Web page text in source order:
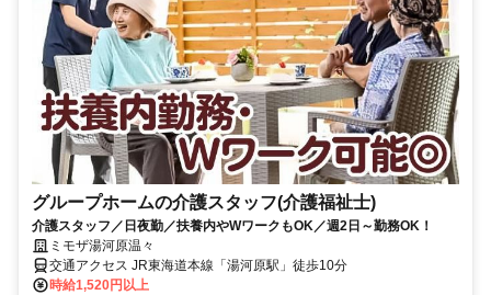
グループホームの介護スタッフ(介護福祉士)
介護スタッフ／日夜勤／扶養内やWワークもOK／週2日～勤務OK！
ミモザ湯河原温々
交通アクセス JR東海道本線「湯河原駅」徒歩10分
時給1,520円以上